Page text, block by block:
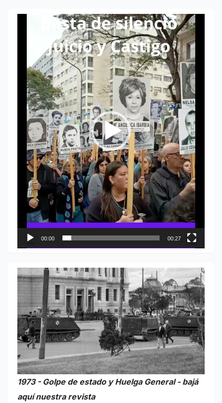
Reproductor
00:00 00:27
1973 - Golpe de estado y Huelga General - bajá
aquí nuestra revista